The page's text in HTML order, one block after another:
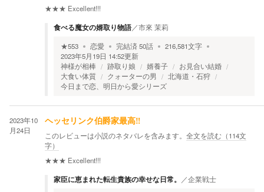
★★★ Excellent!!!
食べる魔女の婿取り物語／市來 茉莉
★553 恋愛 完結済50話 216,581文字
2023年5月19日 14:52更新
神様が相棒
跡取り娘 婿養子
お見合い結婚
大食い体質
クォーターの男
北海道・石狩
今日まで恋、明日から愛シリーズ
2023年10
月24日
ヘッセリンク伯爵家最高‼️
このレビューは小説のネタバレを含みます。 全文を読む（114文
字）
★★★ Excellent!!!
家臣に恵まれた転生貴族の幸せな日常。 ／企業戦士